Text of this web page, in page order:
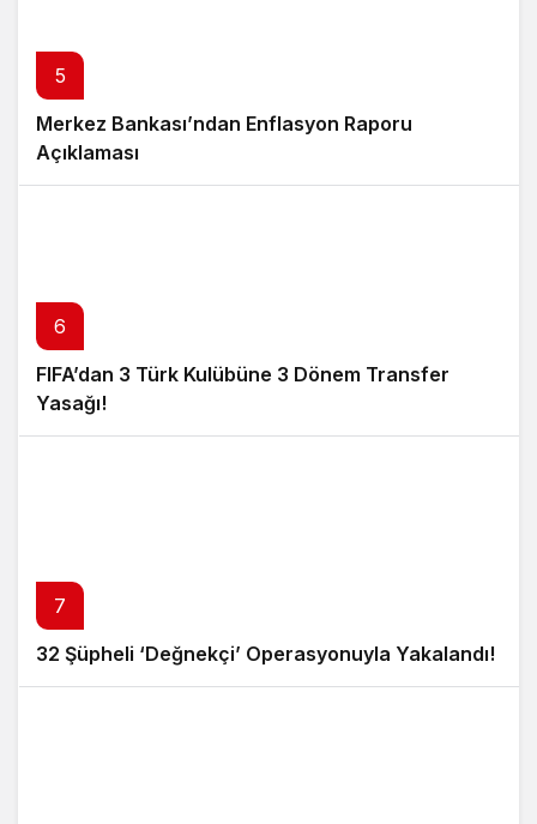
5
Merkez Bankası’ndan Enflasyon Raporu
Açıklaması
6
FIFA’dan 3 Türk Kulübüne 3 Dönem Transfer
Yasağı!
7
32 Şüpheli ‘Değnekçi’ Operasyonuyla Yakalandı!